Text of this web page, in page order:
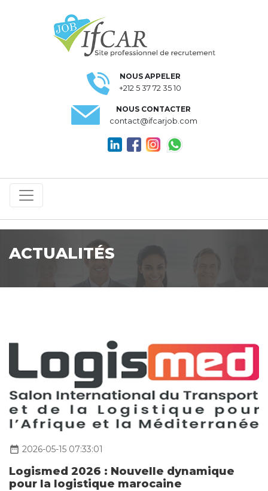
NOUS APPELER
+212 5 37 72 35 10
NOUS CONTACTER
contact@ifcarjob.com
ACTUALITÉS
date_range 2026-05-15 07:33:01
Logismed 2026 : Nouvelle dynamique
pour la logistique marocaine